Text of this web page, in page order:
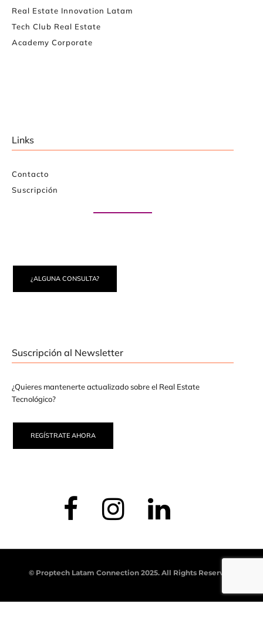
Real Estate Innovation Latam
Tech Club Real Estate
Academy Corporate
Links
Contacto
Suscripción
¿ALGUNA CONSULTA?
Suscripción al Newsletter
¿Quieres mantenerte actualizado sobre el Real Estate
Tecnológico?
REGÍSTRATE AHORA
© Proptech Latam Connection 2025. All Rights Reserved.